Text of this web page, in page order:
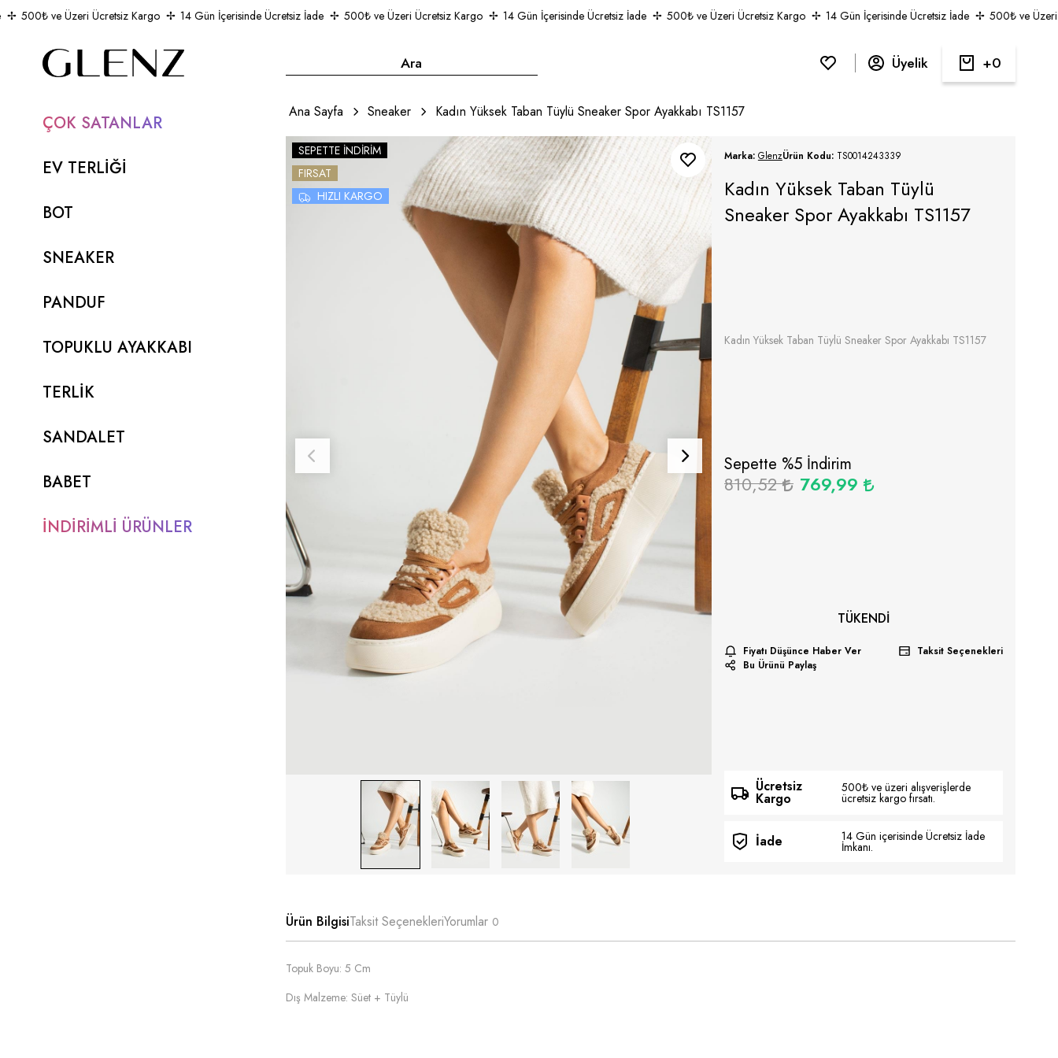
500₺ ve Üzeri Ücretsiz Kargo 14 Gün İçerisinde Ücretsiz İade 500₺ ve Üzeri Ücretsiz Kargo 14 Gün İçerisinde Ücretsiz İade 500₺ ve Üzeri Ücretsiz Kargo 14 Gün İçerisinde Ücretsiz İade 500₺ ve Üzeri
Üyelik 0
ÇOK SATANLAR
EV TERLİĞİ
BOT
SNEAKER
PANDUF
TOPUKLU AYAKKABI
TERLİK
SANDALET
BABET
İNDİRİMLİ ÜRÜNLER
Ana Sayfa Sneaker Kadın Yüksek Taban Tüylü Sneaker Spor Ayakkabı TS1157
SEPETTE İNDIRIM
FIRSAT
HIZLI KARGO
Marka: GlenzÜrün Kodu: TS0014243339
Kadın Yüksek Taban Tüylü
Sneaker Spor Ayakkabı TS1157
Kadın Yüksek Taban Tüylü Sneaker Spor Ayakkabı TS1157
Sepette %5İndirim
810,52 769,99
TÜKENDI
Fiyatı Düşünce Haber Ver
Taksit Seçenekleri
Bu Ürünü Paylaş
Ücretsiz
Kargo
500₺ ve üzeri alışverişlerde
ücretsiz kargo fırsatı.
İade 14 Gün içerisinde Ücretsiz İade
İmkanı.
Ürün BilgisiTaksit SeçenekleriYorumlar 0
Topuk Boyu: 5 Cm
Dış Malzeme: Süet + Tüylü